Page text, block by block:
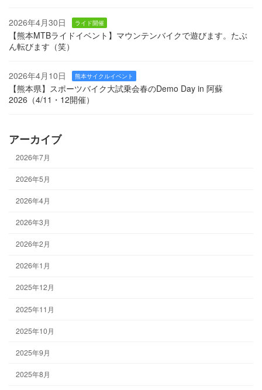
2026年4月30日 ライド開催
【熊本MTBライドイベント】マウンテンバイクで遊びます。たぶ
ん転びます（笑）
2026年4月10日 熊本サイクルイベント
【熊本県】スポーツバイク大試乗会春のDemo Day in 阿蘇
2026（4/11・12開催）
アーカイブ
2026年7月
2026年5月
2026年4月
2026年3月
2026年2月
2026年1月
2025年12月
2025年11月
2025年10月
2025年9月
2025年8月